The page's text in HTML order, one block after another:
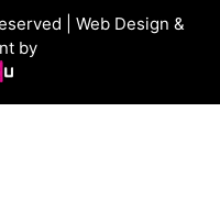
| Web Design &
by